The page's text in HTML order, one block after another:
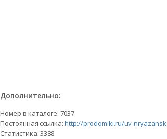
Дополнительно:
Номер в каталоге: 7037
Постоянная ссылка: http://prodomiki.ru/uv-
Статистика: 3388